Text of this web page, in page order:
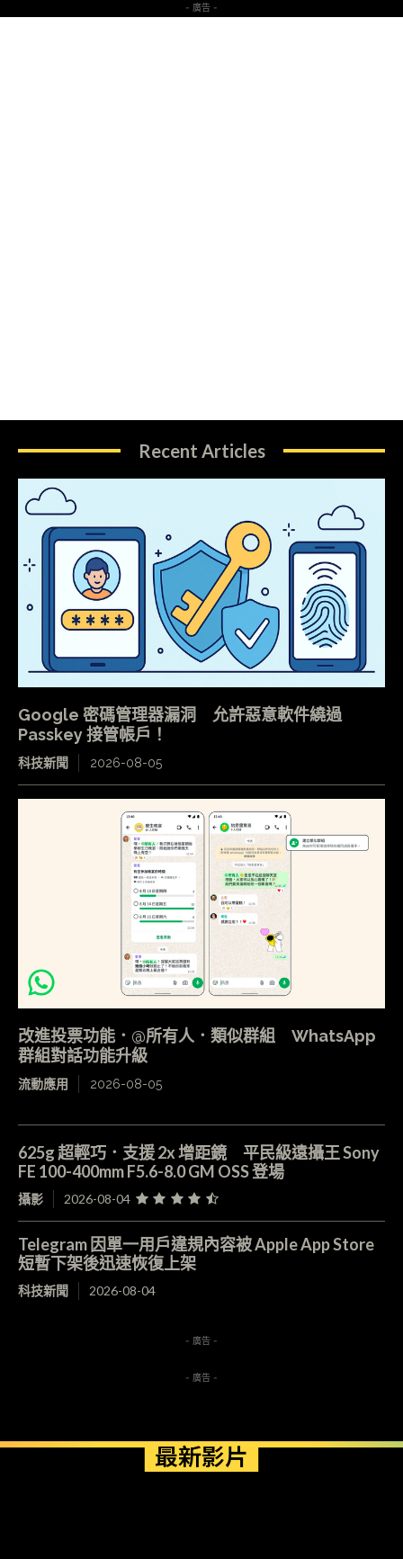
- 廣告 -
Recent Articles
Google 密碼管理器漏洞 允許惡意軟件繞過
Passkey 接管帳戶！
科技新聞 2026-08-05
改進投票功能．@所有人．類似群組 WhatsApp
群組對話功能升級
流動應用 2026-08-05
625g 超輕巧．支援 2x 增距鏡 平民級遠攝王 Sony
FE 100-400mm F5.6-8.0 GM OSS 登場
攝影 2026-08-04
Telegram 因單一用戶違規內容被 Apple App Store
短暫下架後迅速恢復上架
科技新聞 2026-08-04
- 廣告 -
- 廣告 -
最新影片